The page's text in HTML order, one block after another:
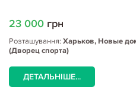
23 000 грн
Розташування: Харьков, Новые
(Дворец спорта)
ДЕТАЛЬНІШЕ...